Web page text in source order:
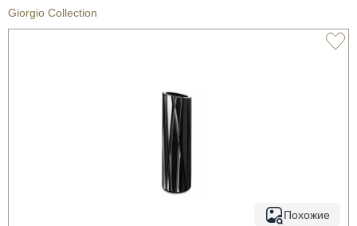
Giorgio Collection
Похожие